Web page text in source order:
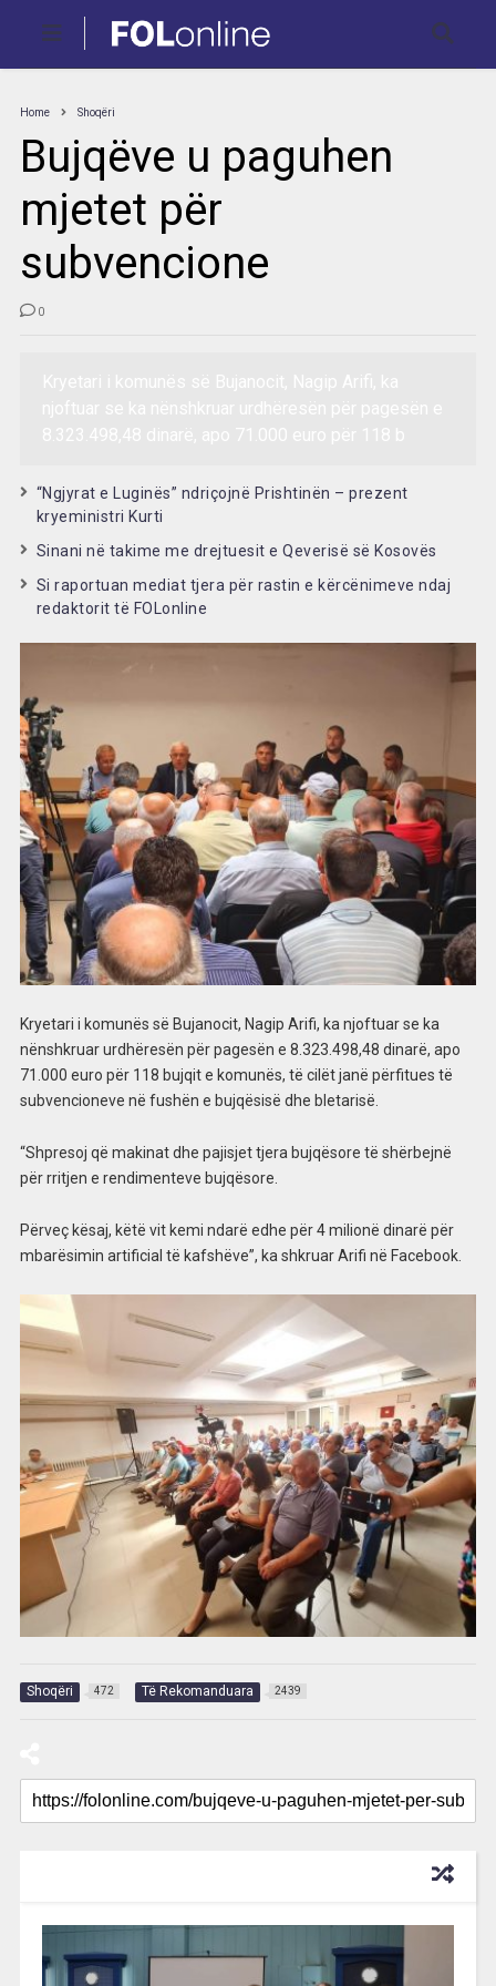
Home Shoqëri
Bujqëve u paguhen
mjetet për
subvencione
0
“Ngjyrat e Luginës” ndriçojnë Prishtinën – prezent
kryeministri Kurti
Sinani në takime me drejtuesit e Qeverisë së Kosovës
Si raportuan mediat tjera për rastin e kërcënimeve ndaj
redaktorit të FOLonline
Kryetari i komunës së Bujanocit, Nagip Arifi, ka njoftuar se ka
nënshkruar urdhëresën për pagesën e 8.323.498,48 dinarë, apo
71.000 euro për 118 bujqit e komunës, të cilët janë përfitues të
subvencioneve në fushën e bujqësisë dhe bletarisë.
“Shpresoj që makinat dhe pajisjet tjera bujqësore të shërbejnë
për rritjen e rendimenteve bujqësore.
Përveç kësaj, këtë vit kemi ndarë edhe për 4 milionë dinarë për
mbarësimin artificial të kafshëve”, ka shkruar Arifi në Facebook.
Shoqëri 472 Të Rekomanduara 2439